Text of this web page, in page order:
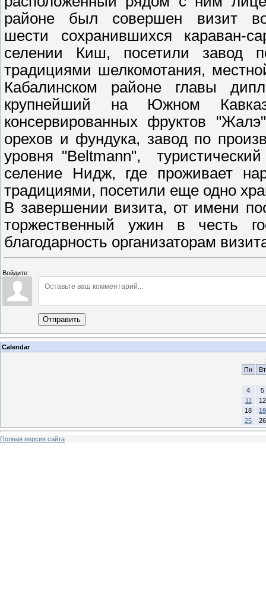
районе был совершен визит
шести сохранившихся караван-
селении Киш, посетили завод
традициями шелкомотания,
Кабалинском районе главы
крупнейший на Южном
консервированных фруктов
орехов и фундука, завод по
уровня "Beltmann",
селение Нидж, где проживает
традициями, посетили еще одно
В завершении визита, от имени
торжественный ужин в честь
благодарность организаторам
Войдите:
Отправить
Calendar
Пн
Вт
4
5
11
12
18
19
25
26
Полная версия сайта